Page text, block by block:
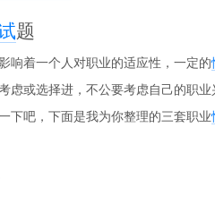
题
响着一个人对职业的适应性，一定的
虑或选择进，不公要考虑自己的职
下吧，下面是我为你整理的三套职业